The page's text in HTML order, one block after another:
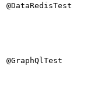
@DataRedisTest
@GraphQlTest